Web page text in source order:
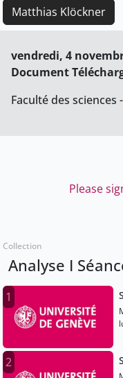
Matthias Klöckner
vendredi, 4
Document
Faculté des
Please
Collection
Analyse I
1
2